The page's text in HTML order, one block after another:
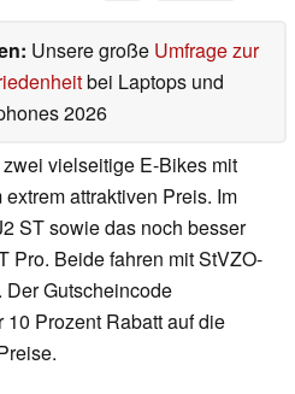
Unsere große Umfrage zur
bei Laptops und
2026
vielseitige E-Bikes mit
attraktiven Preis. Im
ST sowie das noch besser
Pro. Beide fahren mit StVZO-
Der Gutscheincode
10 Prozent Rabatt auf die